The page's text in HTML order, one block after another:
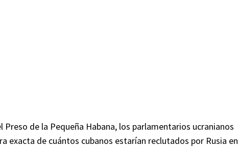
Preso de la Pequeña Habana, los parlamentarios ucranianos
exacta de cuántos cubanos estarían reclutados por Rusia en